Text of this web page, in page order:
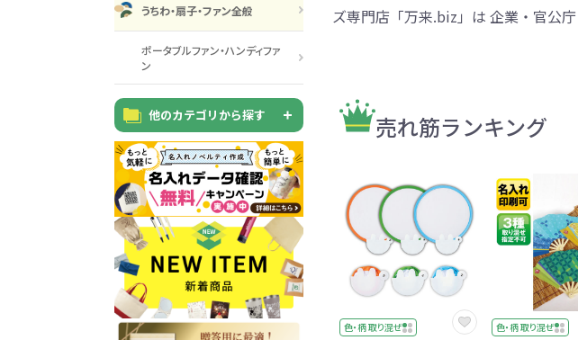
グ全般
オ
ポリエステルバッグ ジュート・リネンバッグ
マルシェバッグ
巾着・リュック全般 不
ポーチ全般 ポ
デニムポーチ 化粧ポーチ
ケース全般 コ
マグカップ全般 プラ
湯のみ
タンブラー・ボトル・グラス
タンブラー・ボトル・グ
ラス全般
アルミボトル クリアボトル ペ
ペン・筆記用具全般
文具・ステーショナリー
全般
電子メモパッド ペンケース ブッ
マグネット クリップ 文
スマホ・タブレットグッ
ズ全般
モバイルバッテリー・充
タッチペン
イヤフォン・ヘッドセッ
スマ
スマホ対応手袋 その他
パソコングッズ全般
記念品
生活用品・生活雑貨
生活用品・生活雑貨全
般
掃除・洗濯用品 収
ティッシュ全般 ウェットティッシュ トイ
インテリア雑貨全般 フォトフレーム 時計
植物栽培セット
ブランケット・ひざ掛け キッチングッズ 防
10001円以上
展示会・セミナー全般 展示
般
再生紙 リサイクルデニム
コルク
バイオマス EVA素材 間
ＦＳＣ認証
社会貢献機能付き全般 樹
メッセージ入りノベルティ イベント・抽選会
イベント・抽選会全般
お絵かき・ぬりえイベントセ
ット
手作り
女性向け抽選会セット 季節の抽選会セット イベン
季節のグッズ
子供向け全般
防犯・安心グッズ
女性向け全般 エ
シニア向け全般
訪日外国人・インバウンド向
け
訪日外国人・インバウ
ンド向け全般
100円以下の人気エコバッグ 展示会ノベルティ特集 フルカ
春のノベルティ特集
環境
般
学校・教育グッズ 選挙啓発グッズ
ャンパス向け全般
メーカー向け全般
店舗向け全般
うちわ・扇子・ファン全般
ポータブルファン・ハンディファ
ン
他のカテゴリから探す
ズ専門店「万来.biz」は 企業・官公
売れ筋ランキング
色・柄 取り混ぜ
色・柄 取り混ぜ